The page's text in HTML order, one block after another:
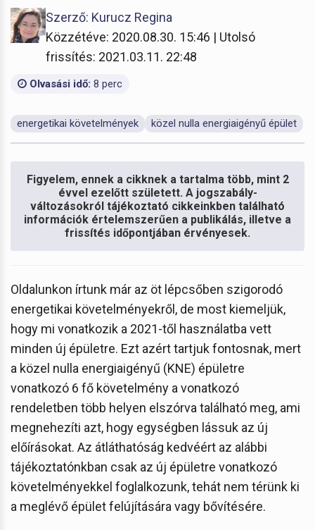
Szerző: Kurucz Regina
Közzétéve: 2020.08.30. 15:46 | Utolsó
frissítés: 2021.03.11. 22:48
Olvasási idő: 8 perc
energetikai követelmények közel nulla energiaigényű épület
Figyelem, ennek a cikknek a tartalma több, mint 2
évvel ezelőtt született. A jogszabály-
változásokról tájékoztató cikkeinkben található
információk értelemszerűen a publikálás, illetve a
frissítés időpontjában érvényesek.
Oldalunkon írtunk már az öt lépcsőben szigorodó
energetikai követelményekről, de most kiemeljük,
hogy mi vonatkozik a 2021-től használatba vett
minden új épületre. Ezt azért tartjuk fontosnak, mert
a közel nulla energiaigényű (KNE) épületre
vonatkozó 6 fő követelmény a vonatkozó
rendeletben több helyen elszórva található meg, ami
megnehezíti azt, hogy egységben lássuk az új
előírásokat. Az átláthatóság kedvéért az alábbi
tájékoztatónkban csak az új épületre vonatkozó
követelményekkel foglalkozunk, tehát nem térünk ki
a meglévő épület felújítására vagy bővítésére.